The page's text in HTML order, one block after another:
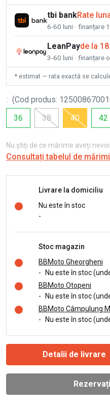
tbi bankRate
6-60 luni · finanțare
LeanPayde la
3-60 luni · finanțare
* estimat — rata exactă se
: (Cod produs:
36
38 40 42
Nu știți de ce mărime aveți
Consultați tabelul de mărimi
Livrare la domiciliu
Nu este în stoc
-
Stoc magazin
BBMoto Gheorgheni
-
Nu este în stoc
BBMoto Otopeni
-
Nu este în stoc
BBMoto Câmpulung M.
-
Nu este în stoc
Detalii de livrare